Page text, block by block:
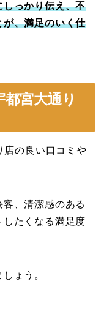
っかり伝え、不
、満足のいく仕
宮大通り
店の良い口コミや
、清潔感のある
たくなる満足度
ょう。